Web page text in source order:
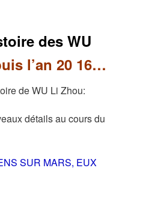
des WU
l’an 20 16…
de WU Li Zhou:
détails au cours du
SUR MARS, EUX